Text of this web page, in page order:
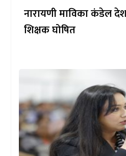
नारायणी माविका कंडेल
शिक्षक घोषित